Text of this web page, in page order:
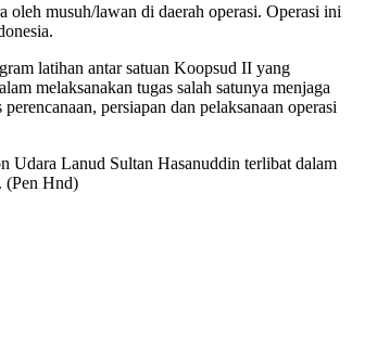
oleh musuh/lawan di daerah operasi. Operasi ini
latihan antar satuan Koopsud II yang
melaksanakan tugas salah satunya menjaga
persiapan dan pelaksanaan operasi
Udara Lanud Sultan Hasanuddin terlibat dalam
(Pen Hnd)